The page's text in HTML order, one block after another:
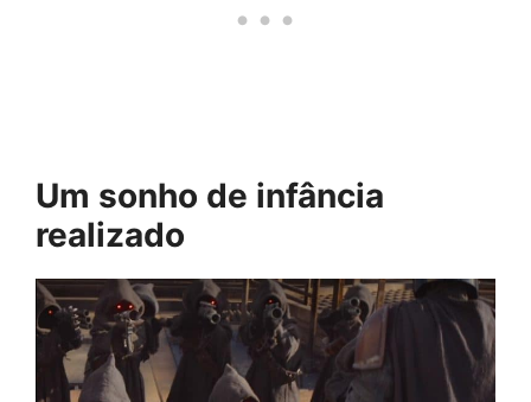
Um sonho de infância
realizado